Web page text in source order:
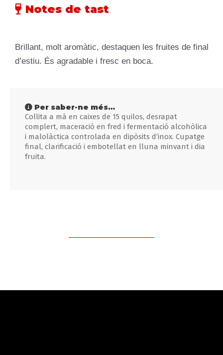
Notes de tast
Brillant, molt aromàtic, destaquen les fruites de final
d’estiu. És agradable i fresc en boca.
Per saber-ne més…
Collita a mà en caixes de 15 quilos, desrapat
complert, maceració en fred i fermentació alcohòlica
i malolàctica controlada en dipòsits d’inox. Cupatge
final, clarificació i embotellat en lluna minvant i dia
fruita.